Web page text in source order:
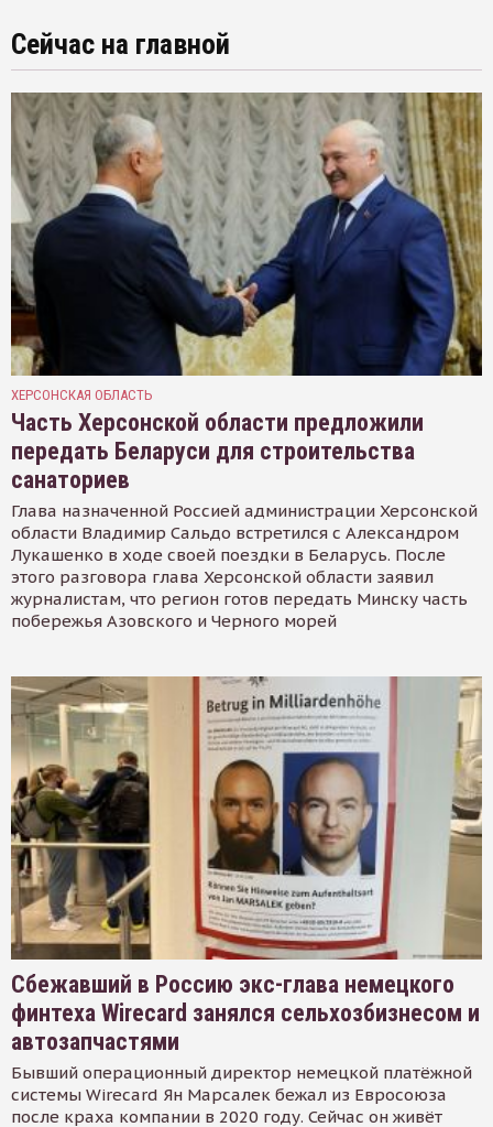
Сейчас на главной
ХЕРСОНСКАЯ ОБЛАСТЬ
Часть Херсонской области предложили
передать Беларуси для строительства
санаториев
Глава назначенной Россией администрации Херсонской
области Владимир Сальдо встретился с Александром
Лукашенко в ходе своей поездки в Беларусь. После
этого разговора глава Херсонской области заявил
журналистам, что регион готов передать Минску часть
побережья Азовского и Черного морей
Сбежавший в Россию экс-глава немецкого
финтеха Wirecard занялся сельхозбизнесом и
автозапчастями
Бывший операционный директор немецкой платёжной
системы Wirecard Ян Марсалек бежал из Евросоюза
после краха компании в 2020 году. Сейчас он живёт